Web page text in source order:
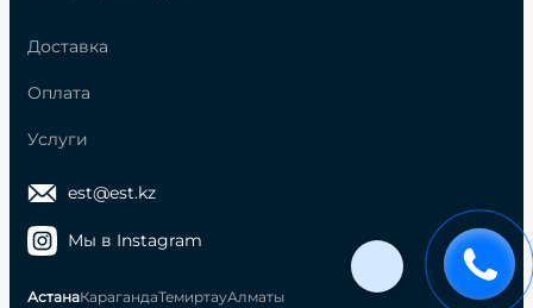
Доставка
Оплата
Услуги
est@est.kz
Мы в Instagram
АстанаКарагандаТемиртауАлматы